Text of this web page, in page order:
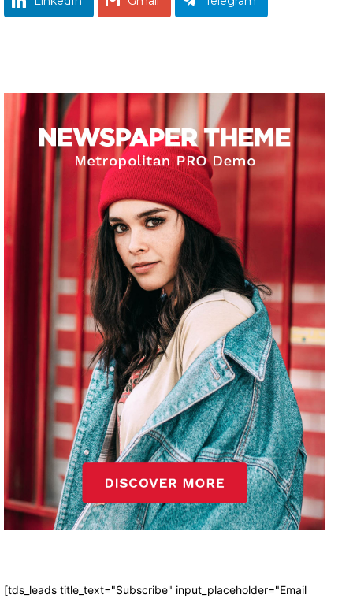
[tds_leads title_text="Subscribe" input_placeholder="Email